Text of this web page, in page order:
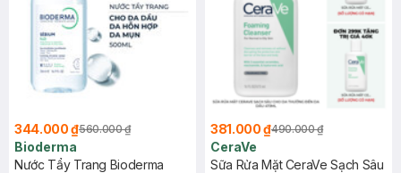
344.000 ₫560.000 ₫
Bioderma
Nước Tẩy Trang Bioderma
381.000 ₫490.000 ₫
CeraVe
Sữa Rửa Mặt CeraVe Sạch Sâu